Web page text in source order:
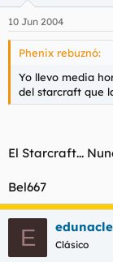
10 Jun 2004
Phenix rebuznó:
Yo llevo media
del starcraft que
El Starcraft...
Bel667
E edunacle
Clásico